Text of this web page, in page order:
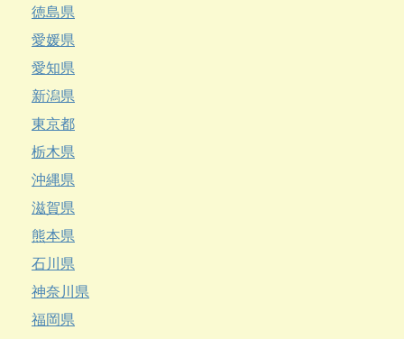
徳島県
愛媛県
愛知県
新潟県
東京都
栃木県
沖縄県
滋賀県
熊本県
石川県
神奈川県
福岡県